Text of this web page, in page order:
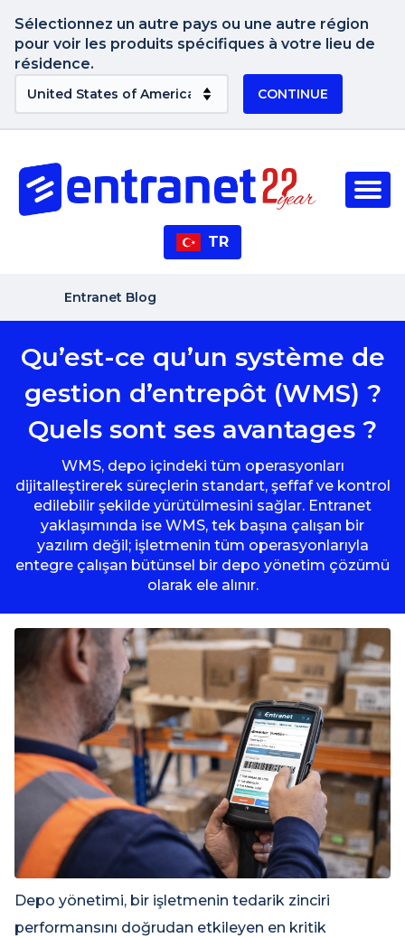
Sélectionnez un autre pays ou une autre région
pour voir les produits spécifiques à votre lieu de
résidence.
CONTINUE
TR
Entranet Blog
Qu’est-ce qu’un système de
gestion d’entrepôt (WMS) ?
Quels sont ses avantages ?
WMS, depo içindeki tüm operasyonları
dijitalleştirerek süreçlerin standart, şeffaf ve kontrol
edilebilir şekilde yürütülmesini sağlar. Entranet
yaklaşımında ise WMS, tek başına çalışan bir
yazılım değil; işletmenin tüm operasyonlarıyla
entegre çalışan bütünsel bir depo yönetim çözümü
olarak ele alınır.
Depo yönetimi, bir işletmenin tedarik zinciri
performansını doğrudan etkileyen en kritik